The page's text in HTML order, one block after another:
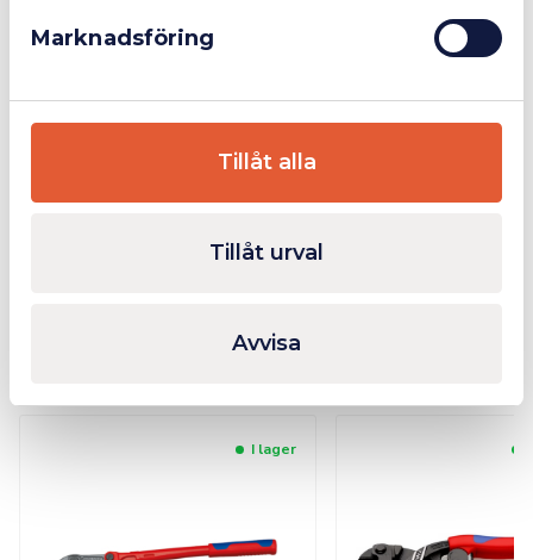
Marknadsföring
Tillåt alla
Tillåt urval
Avvisa
Form: 0.
Klippkapacitet mjuk tråd (diameter): Ø 6mm.
Klippkapacitet hård tråd (diameter): Ø 4,0mm.
Klippkapacitet pianotråd (diameter): Ø 3,6mm.
Ytterligare Information
I lager